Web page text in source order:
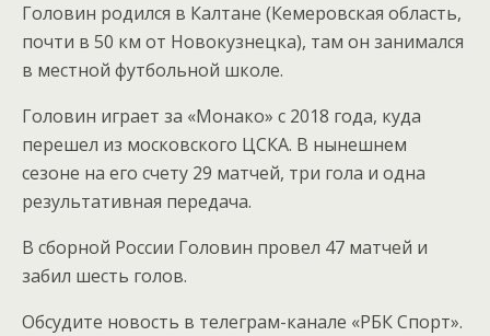
Головин родился в Калтане (Кемеровская область,
почти в 50 км от Новокузнецка), там он занимался
в местной футбольной школе.
Головин играет за «Монако» с 2018 года, куда
перешел из московского ЦСКА. В нынешнем
сезоне на его счету 29 матчей, три гола и одна
результативная передача.
В сборной России Головин провел 47 матчей и
забил шесть голов.
Обсудите новость в телеграм-канале «РБК Спорт».